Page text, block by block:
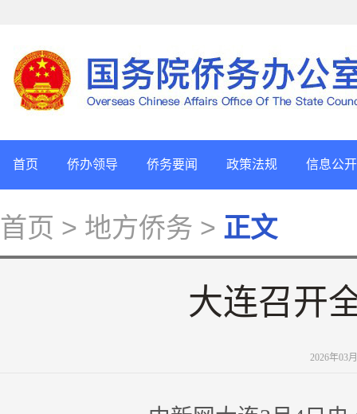
首页 侨办领导 侨务要闻 政策法规 信息公开
首页 > 地方侨务 > 正文
大连召开
2026年03